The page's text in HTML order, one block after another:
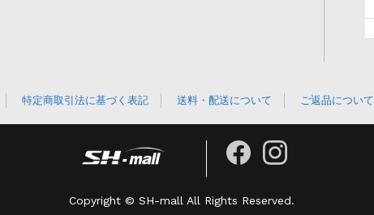
特定商取引法に基づく表記 送料・配送について ご返品について
Copyright © SH-mall All Rights Reserved.